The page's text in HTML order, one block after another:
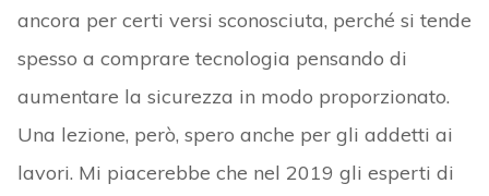
ancora per certi versi sconosciuta, perché si tende
spesso a comprare tecnologia pensando di
aumentare la sicurezza in modo proporzionato.
Una lezione, però, spero anche per gli addetti ai
lavori. Mi piacerebbe che nel 2019 gli esperti di